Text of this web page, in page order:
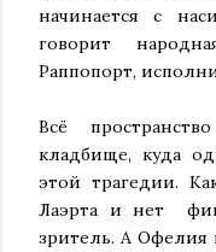
начинается с
говорит
Раппопорт,
Всё
кладбище, куда
этой трагедии.
Лаэрта и нет
зритель. А Офелия